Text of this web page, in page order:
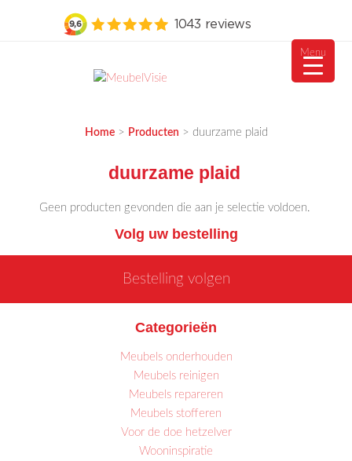
Home> Producten > duurzame plaid
duurzame plaid
Geen producten gevonden die aan je selectie voldoen.
Volg uw bestelling
Bestelling volgen
Categorieën
Meubels onderhouden
Meubels reinigen
Meubels repareren
Meubels stofferen
Voor de doe hetzelver
Wooninspiratie
Menu